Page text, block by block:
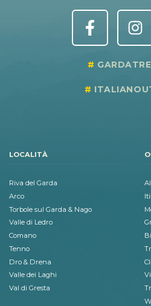
LOCALITÀ
Riva del Garda
Arco
Torbole sul Garda & Nago
Valle di Ledro
Comano
Tenno
Dro & Drena
Valle dei Laghi
Val di Gresta